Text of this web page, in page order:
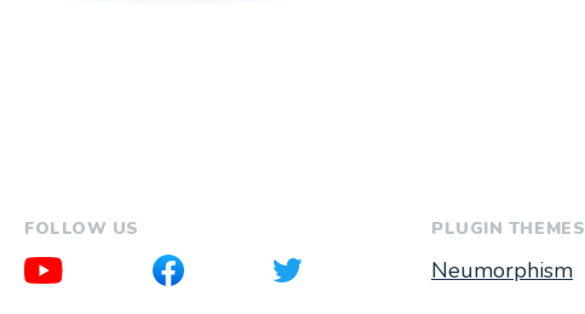
FOLLOW US PLUGIN THEMES
Neumorphism